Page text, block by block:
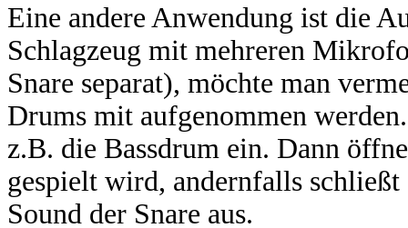
Eine andere Anwendung ist die
Schlagzeug mit mehreren
Snare separat), möchte man
Drums mit aufgenommen
z.B. die Bassdrum ein. Dann
gespielt wird, andernfalls
Sound der Snare aus.